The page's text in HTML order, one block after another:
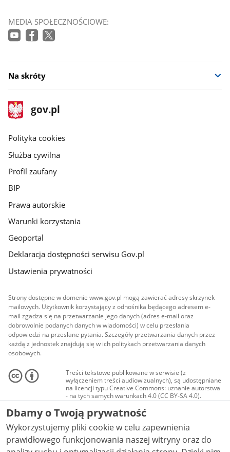
MEDIA SPOŁECZNOŚCIOWE:
Na skróty
stopka
gov.pl
Strona
gov.pl
gov.pl
Polityka cookies
Służba cywilna
Profil zaufany
BIP
Prawa autorskie
Warunki korzystania
Geoportal
Deklaracja dostępności serwisu Gov.pl
Ustawienia prywatności
Strony dostępne w domenie www.gov.pl mogą zawierać adresy skrzynek
mailowych. Użytkownik korzystający z odnośnika będącego adresem e-
mail zgadza się na przetwarzanie jego danych (adres e-mail oraz
dobrowolnie podanych danych w wiadomości) w celu przesłania
odpowiedzi na przesłane pytania. Szczegóły przetwarzania danych przez
każdą z jednostek znajdują się w ich politykach przetwarzania danych
osobowych.
Treści tekstowe publikowane w serwisie (z
wyłączeniem treści audiowizualnych), są udostępniane
na licencji typu Creative Commons: uznanie autorstwa
- na tych samych warunkach 4.0 (CC BY-SA 4.0).
Materiały audiowizualne, w tym zdjęcia, materiały
audio i wideo, są udostępniane na licencji typu
Creative Commons: uznanie autorstwa użycie
niekomercyjne - bez utworów zależnych 4.0 (CC BY-
NC-ND 4.0), o ile nie jest to stwierdzone inaczej.
Dbamy o Twoją prywatność
Wykorzystujemy pliki cookie w celu zapewnienia
prawidłowego funkcjonowania naszej witryny oraz do